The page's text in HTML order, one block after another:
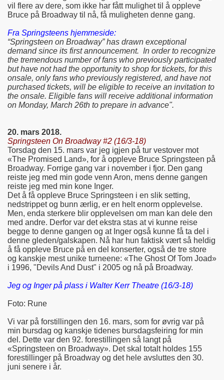
vil flere av dere, som ikke har fått mulighet til å oppleve
Bruce på Broadway til nå, få muligheten denne gang.
Fra Springsteens hjemmeside:
“Springsteen on Broadway” has drawn exceptional
demand since its first announcement. In order to recognize
the tremendous number of fans who previously participated
but have not had the opportunity to shop for tickets, for this
onsale, only fans who previously registered, and have not
purchased tickets, will be eligible to receive an invitation to
the onsale. Eligible fans will receive additional information
on Monday, March 26th to prepare in advance".
20. mars 2018.
Springsteen On Broadway #2 (16/3-18)
Torsdag den 15. mars var jeg igjen på tur vestover mot
«The Promised Land», for å oppleve Bruce Springsteen på
Broadway. Forrige gang var i november i fjor. Den gang
reiste jeg med min gode venn Aron, mens denne gangen
reiste jeg med min kone Inger.
Det å få oppleve Bruce Springsteen i en slik setting,
nedstrippet og bunn ærlig, er en helt enorm opplevelse.
Men, enda sterkere blir opplevelsen om man kan dele den
med andre. Derfor var det ekstra stas at vi kunne reise
begge to denne gangen og at Inger også kunne få ta del i
denne gleden/galskapen. Nå har hun faktisk vært så heldig
å få oppleve Bruce på en del konserter, også de tre store
og kanskje mest unike turneene: «The Ghost Of Tom Joad»
i 1996, "Devils And Dust" i 2005 og nå på Broadway.
Jeg og Inger på plass i Walter Kerr Theatre (16/3-18)
Foto: Rune
Vi var på forstillingen den 16. mars, som for øvrig var på
min bursdag og kanskje tidenes bursdagsfeiring for min
del. Dette var den 92. forestillingen så langt på
«Springsteen on Broadway». Det skal totalt holdes 155
forestillinger på Broadway og det hele avsluttes den 30.
juni senere i år.